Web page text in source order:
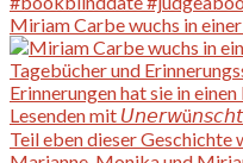
Miriam Carbe wuchs in